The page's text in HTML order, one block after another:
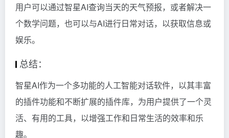
用户可以通过智星AI查询当天的天气预报，或者解决一
个数学问题，也可以与AI进行日常对话，以获取信息或
娱乐。
总结：
智星AI作为一个多功能的人工智能对话软件，以其丰富
的插件功能和不断扩展的插件库，为用户提供了一个灵
活、有用的工具，以增强工作和日常生活的效率和乐
趣。